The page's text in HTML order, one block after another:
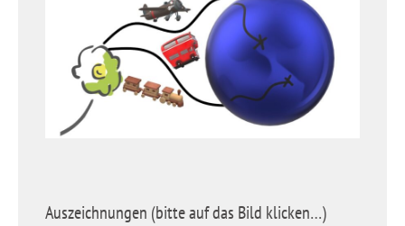
Auszeichnungen (bitte auf das Bild klicken…)